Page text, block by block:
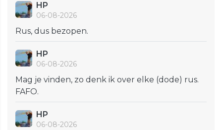
HP
06-08-2026
Rus, dus bezopen.
HP
06-08-2026
Mag je vinden, zo denk ik over elke (dode) rus.
FAFO.
HP
06-08-2026